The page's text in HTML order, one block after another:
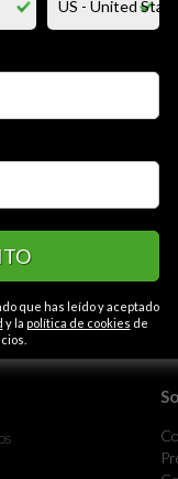
hacerte sentir
CATEGORÍAS
Contactos en
que has leído y aceptado
y la política de cookies de